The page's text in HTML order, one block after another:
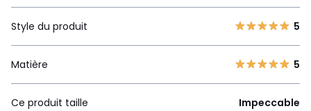
Style du produit 5
Matière 5
Ce produit taille Impeccable